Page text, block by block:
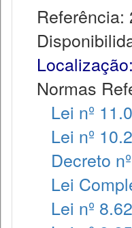
Referência:
Localização:
Normas
Lei nº
Lei nº
Decreto
Lei
Lei nº